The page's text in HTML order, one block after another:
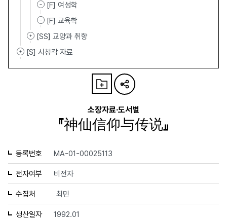
[F] 여성학
[F] 교육학
[SS] 교양과 취향
[S] 시청각 자료
소장자료·도서별
『神仙信仰与传说』
등록번호 MA-01-00025113
전자여부 비전자
수집처 최민
생산일자 1992.01